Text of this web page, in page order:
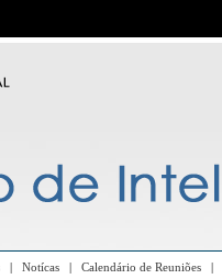
| Notícas| Calendário de Reuniões |